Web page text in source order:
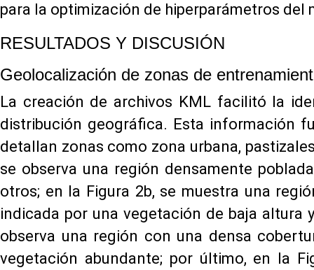
para la optimización de hiperparámetros del
RESULTADOS Y DISCUSIÓN
Geolocalización de zonas de
La creación de archivos KML facilitó la
distribución geográfica. Esta información
detallan zonas como zona urbana,
se observa una región densamente
otros; en la Figura 2b, se muestra una
indicada por una vegetación de baja altura
observa una región con una densa
vegetación abundante; por último, en la